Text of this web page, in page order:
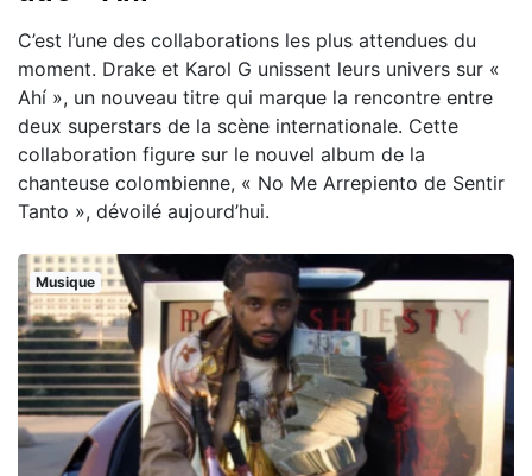
C’est l’une des collaborations les plus attendues du
moment. Drake et Karol G unissent leurs univers sur «
Ahí », un nouveau titre qui marque la rencontre entre
deux superstars de la scène internationale. Cette
collaboration figure sur le nouvel album de la
chanteuse colombienne, « No Me Arrepiento de Sentir
Tanto », dévoilé aujourd’hui.
Musique